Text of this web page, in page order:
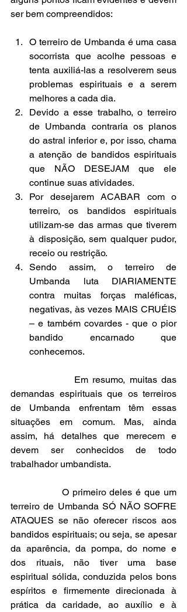
ser bem compreendidos:
O terreiro de Umbanda é uma casa
socorrista que acolhe pessoas e
tenta auxiliá-las a resolverem seus
problemas espirituais e a serem
melhores a cada dia.
Devido a esse trabalho, o terreiro
de Umbanda contraria os planos
do astral inferior e, por isso, chama
a atenção de bandidos espirituais
que NÃO DESEJAM que ele
continue suas atividades.
Por desejarem ACABAR com o
terreiro, os bandidos espirituais
utilizam-se das armas que tiverem
à disposição, sem qualquer pudor,
receio ou restrição.
Sendo assim, o terreiro de
Umbanda luta DIARIAMENTE
contra muitas forças maléficas,
negativas, às vezes MAIS CRUÉIS
– e também covardes - que o pior
bandido encarnado que
conhecemos.
demandas espirituais que os terreiros
de Umbanda enfrentam têm essas
situações em comum. Mas, ainda
assim, há detalhes que merecem e
devem ser conhecidos de todo
trabalhador umbandista.
terreiro de Umbanda SÓ NÃO SOFRE
ATAQUES se não oferecer riscos aos
bandidos espirituais; ou seja, se apesar
da aparência, da pompa, do nome e
dos rituais, não tiver uma base
espiritual sólida, conduzida pelos bons
espíritos e firmemente direcionada à
prática da caridade, ao auxílio e à